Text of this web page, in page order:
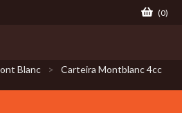
(0)
Blanc
Carteira Montblanc 4cc